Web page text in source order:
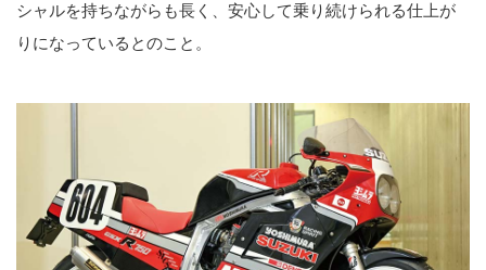
シャルを持ちながらも長く、安心して乗り続けられる仕上が
りになっているとのこと。